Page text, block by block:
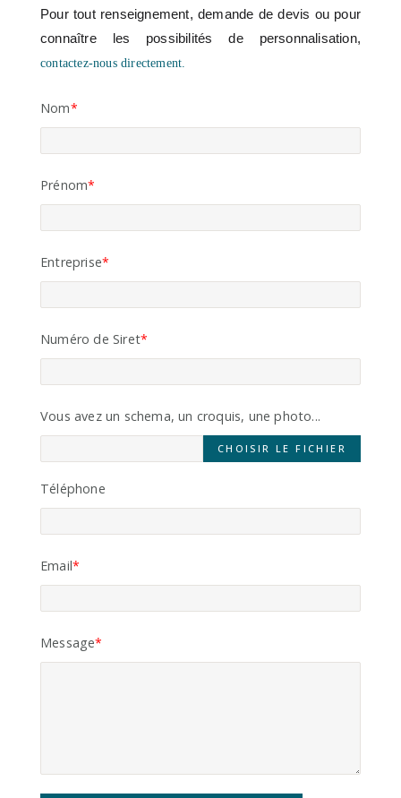
Pour tout renseignement, demande de devis ou pour
connaître les possibilités de personnalisation,
contactez-nous directement.
Nom
Prénom
Entreprise
Numéro de Siret
Vous avez un schema, un croquis, une photo...
CHOISIR LE FICHIER
Téléphone
Email
Message